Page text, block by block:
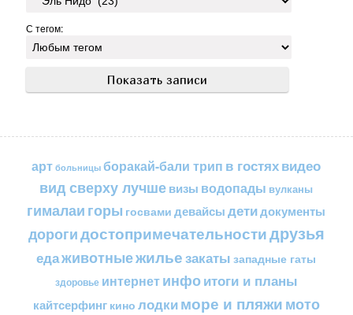
С тегом:
арт больницы боракай-бали трип в гостяхвидео
вид сверху лучшевизы водопады вулканы
гималаи горы госвами девайсы детидокументы
дорогидостопримечательностидрузья
едаживотныежильезакаты западные гаты
здоровье интернетинфоитоги и планы
кайтсерфинг кино лодкиморе и пляжимото